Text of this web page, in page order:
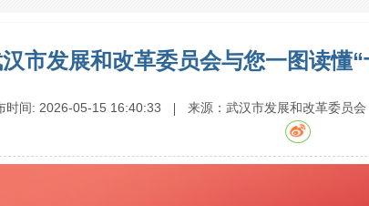
市发展和改革委员会与您一图读懂“
时间: 2026-05-15 16:40:33 来源： 武汉市发展和改革委员会